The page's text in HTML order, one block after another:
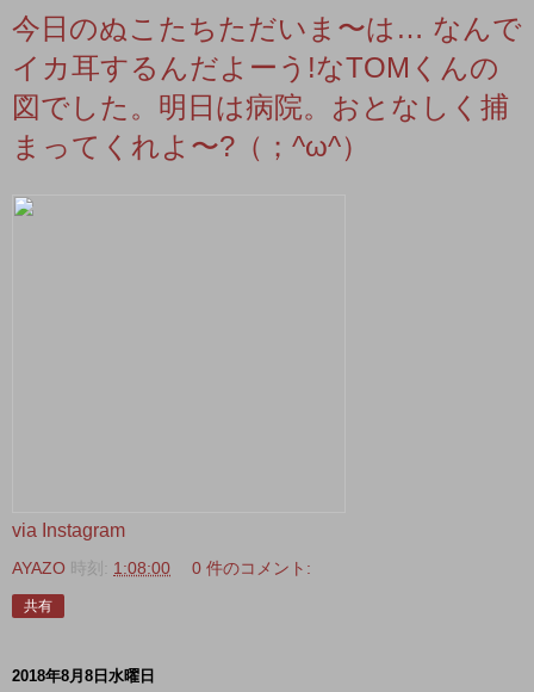
今日のぬこたちただいま〜は… なんで
イカ耳するんだよーう!なTOMくんの
図でした。明日は病院。おとなしく捕
まってくれよ〜?（；^ω^）
via Instagram
AYAZO 時刻: 1:08:00 0 件のコメント:
共有
2018年8月8日水曜日